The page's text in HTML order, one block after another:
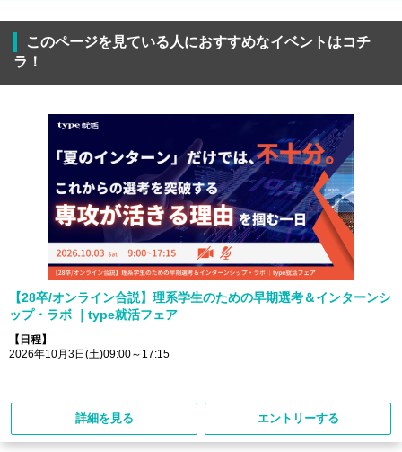
このページを見ている人におすすめなイベントはコチ
ラ！
【28卒/オンライン合説】理系学生のための早期選考＆インターンシ
ップ・ラボ ｜type就活フェア
【日程】
2026年10月3日(土)09:00～17:15
詳細を見る エントリーする